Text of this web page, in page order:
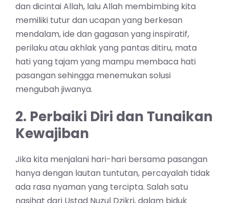
dan dicintai Allah, lalu Allah membimbing kita
memiliki tutur dan ucapan yang berkesan
mendalam, ide dan gagasan yang inspiratif,
perilaku atau akhlak yang pantas ditiru, mata
hati yang tajam yang mampu membaca hati
pasangan sehingga menemukan solusi
mengubah jiwanya.
2. Perbaiki Diri dan Tunaikan
Kewajiban
Jika kita menjalani hari-hari bersama pasangan
hanya dengan lautan tuntutan, percayalah tidak
ada rasa nyaman yang tercipta. Salah satu